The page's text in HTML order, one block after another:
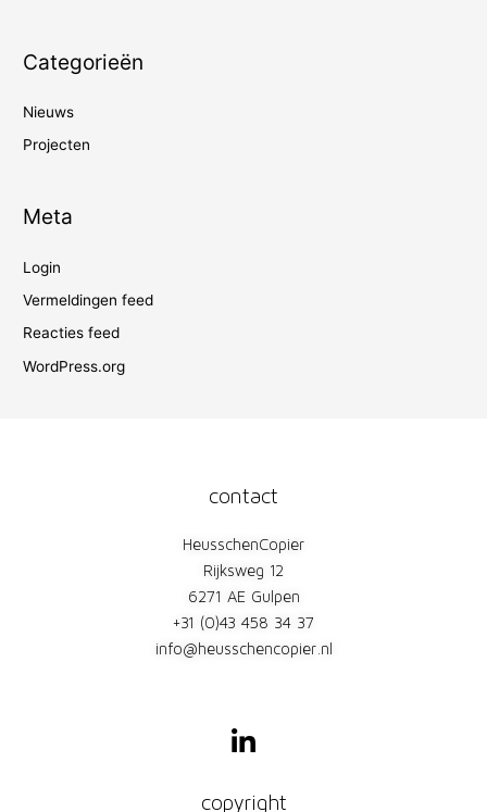
Categorieën
Nieuws
Projecten
Meta
Login
Vermeldingen feed
Reacties feed
WordPress.org
contact
HeusschenCopier
Rijksweg 12
6271 AE Gulpen
+31 (0)43 458 34 37
info@heusschencopier.nl
i
copyright